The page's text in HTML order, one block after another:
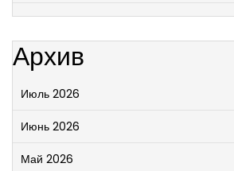
Архив
Июль 2026
Июнь 2026
Май 2026